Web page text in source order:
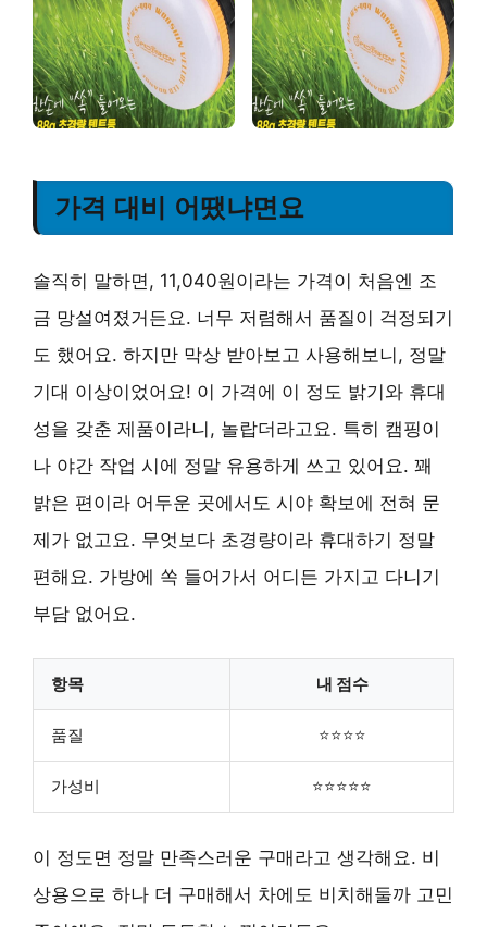
가격 대비 어땠냐면요
솔직히 말하면, 11,040원이라는 가격이 처음엔 조
금 망설여졌거든요. 너무 저렴해서 품질이 걱정되기
도 했어요. 하지만 막상 받아보고 사용해보니, 정말
기대 이상이었어요! 이 가격에 이 정도 밝기와 휴대
성을 갖춘 제품이라니, 놀랍더라고요. 특히 캠핑이
나 야간 작업 시에 정말 유용하게 쓰고 있어요. 꽤
밝은 편이라 어두운 곳에서도 시야 확보에 전혀 문
제가 없고요. 무엇보다 초경량이라 휴대하기 정말
편해요. 가방에 쏙 들어가서 어디든 가지고 다니기
부담 없어요.
항목 내 점수
품질 ⭐⭐⭐⭐
가성비 ⭐⭐⭐⭐⭐
이 정도면 정말 만족스러운 구매라고 생각해요. 비
상용으로 하나 더 구매해서 차에도 비치해둘까 고민